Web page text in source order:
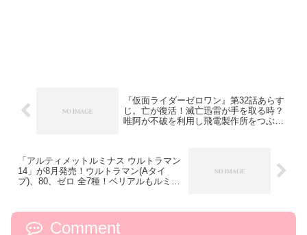
『仮面ライダーゼロワン』第32話あらす
じ。亡が復活！滅亡迅雷が手を取る時？
唯阿が不破を利用し飛電製作所をつぶす
「アルティメットルミナス ウルトラマン
14」が8月発売！ウルトラマン(Aタイ
プ)、80、ゼロ 全7種！ベリアルもルミナ
Comment